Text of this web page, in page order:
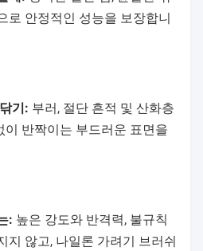
로 안정적인 성능을 보장합니
기: 부러, 절단 흔적 및 산화층
이 반짝이는 부드러운 표면을
: 높은 강도와 반격력, 불규칙
지 않고, 나일론 가려기 브러쉬